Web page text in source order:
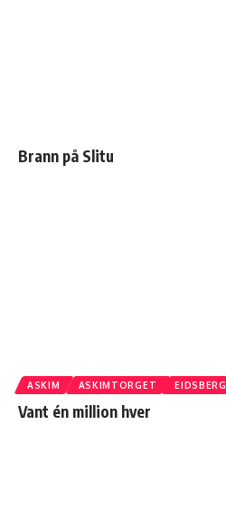
Brann på Slitu
ASKIM ASKIMTORGET EIDSBERG
Vant én million hver